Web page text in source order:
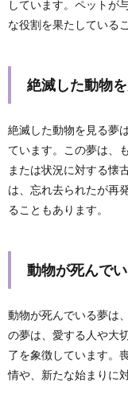
しています。ペットが
な役割を果たしている
絶滅した動物
絶滅した動物を見る夢は
ています。この夢は、
または状況に対する懐
は、忘れ去られたが再
ることもあります。
動物が死んで
動物が死んでいる夢は、
の夢は、愛する人や大
了を象徴しています。
情や、新たな始まりに